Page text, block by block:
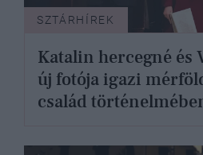
SZTÁRHÍREK
Katalin hercegné és
új fotója igazi
család